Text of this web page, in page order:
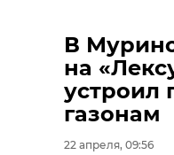
В
на
устроил
газонам
22 апреля, 09:56
аистов
наблюдали за
людьми под